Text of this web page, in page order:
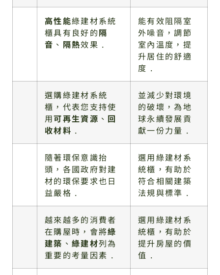
高性能綠建材系統
櫃具有良好的隔
音 、 隔熱效果 .
能有效阻隔室
外噪音，調節
室內溫度，提
升居住的舒適
度 .
選購綠建材系統
櫃，代表您支持使
用可再生資源 、 回
收材料 .
並減少對環境
的破壞，為地
球永續發展貢
獻一份力量 .
隨著環保意識抬
頭，各國政府對建
材的環保要求也日
益嚴格 .
選用綠建材系
統櫃，有助於
符合相關建築
法規與標準 .
越來越多的消費者
在購屋時，會將綠
建築 、綠建材列為
重要的考量因素 .
選用綠建材系
統櫃，有助於
提升房屋的價
值 .